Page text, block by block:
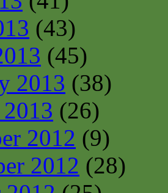
(43)
(45)
2013 (38)
(26)
2012 (9)
2012 (28)